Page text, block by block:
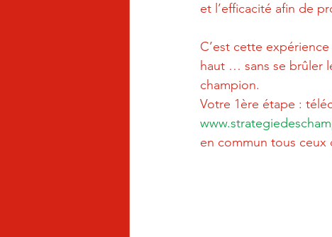
et l’efficacité afin de
C’est cette
haut … sans se brûler
champion.
Votre 1ère étape :
en commun tous ceux